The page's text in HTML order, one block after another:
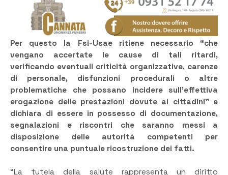
Per questo la Fsi-Usae ritiene necessario “che
vengano accertate le cause di tali ritardi,
verificando eventuali criticità organizzative, carenze
di personale, disfunzioni procedurali o altre
problematiche che possano incidere sull’effettiva
erogazione delle prestazioni dovute ai cittadini” e
dichiara di essere in possesso di documentazione,
segnalazioni e riscontri che saranno messi a
disposizione delle autorità competenti per
consentire una puntuale ricostruzione dei fatti.
“La tutela della salute rappresenta un diritto